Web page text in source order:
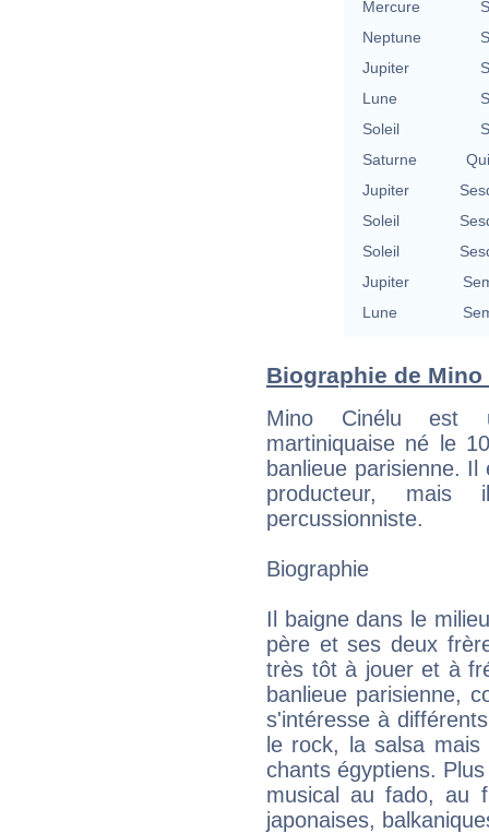
Mercure
Neptune
Jupiter
Lune
Soleil
Saturne
Jupiter
Soleil
Soleil
Jupiter
Lune
Biographie de
Mino Cinélu est
martiniquaise né le
banlieue parisienne.
producteur,
percussionniste.
Biographie
Il baigne dans le
père et ses deux
très tôt à jouer et à
banlieue parisienne,
s'intéresse à
le rock, la salsa mais
chants égyptiens.
musical au fado, au
japonaises,